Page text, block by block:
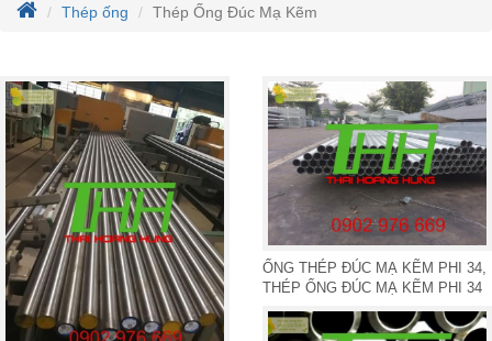
Thép ống Thép Ống Đúc Mạ Kẽm
ỐNG THÉP ĐÚC MẠ KẼM PHI 34,
THÉP ỐNG ĐÚC MẠ KẼM PHI 34